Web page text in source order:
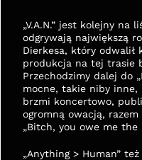
„V.A.N.” jest kolejny
odgrywają największą
Dierkesa, który odwalił
produkcja na tej trasie
Przechodzimy dalej do
mocne, takie niby inne,
brzmi koncertowo,
ogromną owacją,
„Bitch, you owe me the
„Anything > Human”